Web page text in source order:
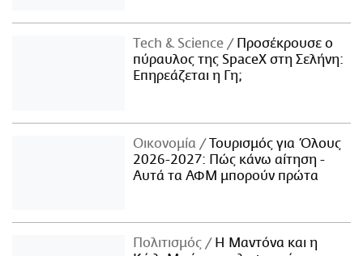
Τech & Science
Προσέκρουσε ο
πύραυλος της SpaceX στη Σελήνη:
Επηρεάζεται η Γη;
Οικονομία
Τουρισμός για Όλους
2026-2027: Πώς κάνω αίτηση -
Αυτά τα ΑΦΜ μπορούν πρώτα
Πολιτισμός
Η Μαντόνα και η